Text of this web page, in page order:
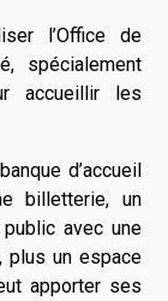
l’Office de
spécialement
accueillir les
d’accueil
billetterie, un
avec une
plus un espace
apporter ses